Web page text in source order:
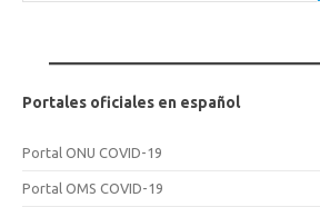
Portales oficiales en español
Portal ONU COVID-19
Portal OMS COVID-19